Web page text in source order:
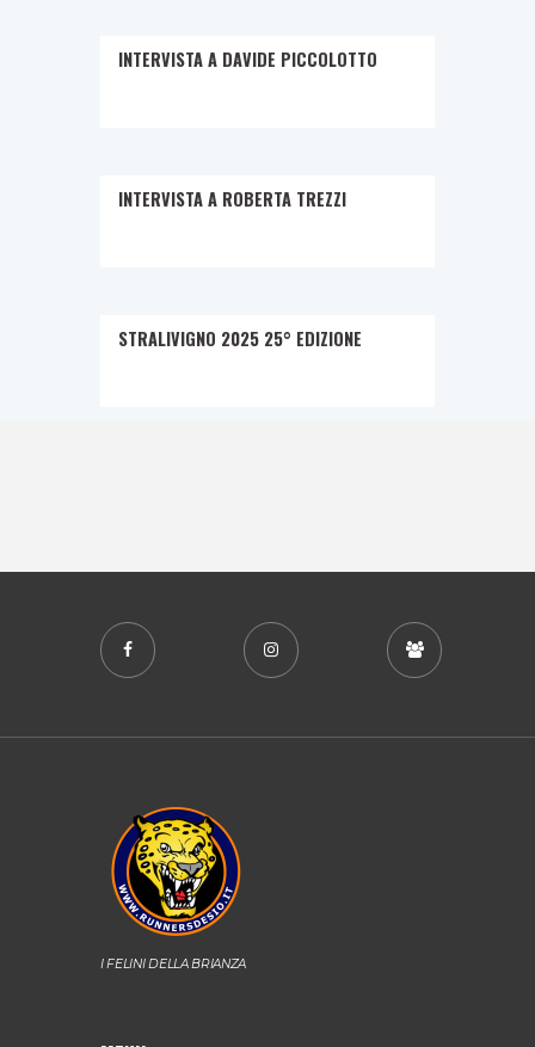
INTERVISTA A DAVIDE PICCOLOTTO
INTERVISTA A ROBERTA TREZZI
STRALIVIGNO 2025 25° EDIZIONE
I FELINI DELLA BRIANZA